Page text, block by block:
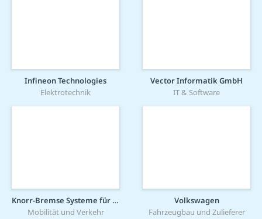
Infineon Technologies
Elektrotechnik
Vector Informatik GmbH
IT & Software
Knorr-Bremse Systeme für Schienenfahrzeuge GmbH
Mobilität und Verkehr
Volkswagen
Fahrzeugbau und Zulieferer